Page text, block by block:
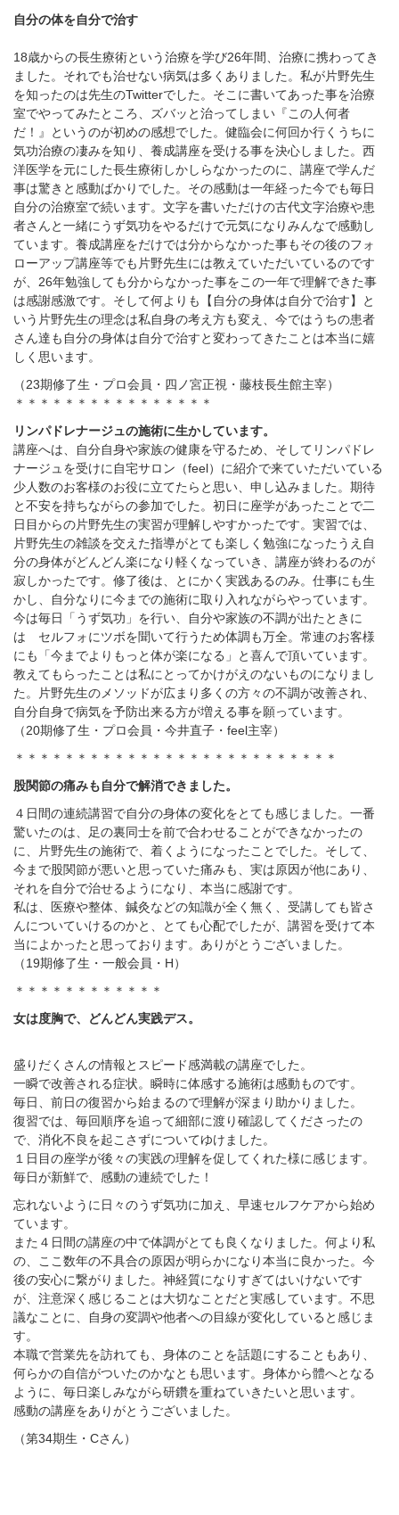
自分の体を自分で治す
18歳からの長生療術という治療を学び26年間、治療に携わってき
ました。それでも治せない病気は多くありました。私が片野先生
を知ったのは先生のTwitterでした。そこに書いてあった事を治療
室でやってみたところ、ズバッと治ってしまい『この人何者
だ！』というのが初めの感想でした。健臨会に何回か行くうちに
気功治療の凄みを知り、養成講座を受ける事を決心しました。西
洋医学を元にした長生療術しかしらなかったのに、講座で学んだ
事は驚きと感動ばかりでした。その感動は一年経った今でも毎日
自分の治療室で続います。文字を書いただけの古代文字治療や患
者さんと一緒にうず気功をやるだけで元気になりみんなで感動し
ています。養成講座をだけでは分からなかった事もその後のフォ
ローアップ講座等でも片野先生には教えていただいているのです
が、 26年勉強しても分からなかった事をこの一年で理解できた事
は感謝感激です。そして何よりも【自分の身体は自分で治す】と
いう片野先生の理念は私自身の考え方も変え、今ではうちの患者
さん達も自分の身体は自分で治すと変わってきたことは本当に嬉
しく思います。
（23期修了生・プロ会員・四ノ宮正視・藤枝長生館主宰）
＊＊＊＊＊＊＊＊＊＊＊＊＊＊＊＊
リンパドレナージュの施術に生かしています。
講座へは、自分自身や家族の健康を守るため、そしてリンパドレ
ナージュを受けに自宅サロン（feel）に紹介で来ていただいている
少人数のお客様のお役に立てたらと思い、申し込みました。期待
と不安を持ちながらの参加でした。初日に座学があったことで二
日目からの片野先生の実習が理解しやすかったです。実習では、
片野先生の雑談を交えた指導がとても楽しく勉強になったうえ自
分の身体がどんどん楽になり軽くなっていき、講座が終わるのが
寂しかったです。修了後は、とにかく実践あるのみ。仕事にも生
かし、自分なりに今までの施術に取り入れながらやっています。
今は毎日「うず気功」を行い、自分や家族の不調が出たときに
は セルフォにツボを聞いて行うため体調も万全。常連のお客様
にも「今までよりもっと体が楽になる」と喜んで頂いています。
教えてもらったことは私にとってかけがえのないものになりまし
た。片野先生のメソッドが広まり多くの方々の不調が改善され、
自分自身で病気を予防出来る方が増える事を願っています。
（20期修了生・プロ会員・今井直子・ feel主宰）
＊＊＊＊＊＊＊＊＊＊＊＊＊＊＊＊＊＊＊＊＊＊＊＊＊＊
股関節の痛みも自分で解消できました。
４日間の連続講習で自分の身体の変化をとても感じました。一番
驚いたのは、足の裏同士を前で合わせることができなかったの
に、片野先生の施術で、着くようになったことでした。そして、
今まで股関節が悪いと思っていた痛みも、実は原因が他にあり、
それを自分で治せるようになり、本当に感謝です。
私は、医療や整体、鍼灸などの知識が全く無く、受講しても皆さ
んについていけるのかと、とても心配でしたが、講習を受けて本
当によかったと思っております。ありがとうございました。
（19期修了生・一般会員・ H）
＊＊＊＊＊＊＊＊＊＊＊＊
女は度胸で、どんどん実践デス。
盛りだくさんの情報とスピード感満載の講座でした。
一瞬で改善される症状。瞬時に体感する施術は感動ものです。
毎日、前日の復習から始まるので理解が深まり助かりました。
復習では、毎回順序を追って細部に渡り確認してくださったの
で、消化不良を起こさずについてゆけました。
１日目の座学が後々の実践の理解を促してくれた様に感じます。
毎日が新鮮で、感動の連続でした！
忘れないように日々のうず気功に加え、早速セルフケアから始め
ています。
また４日間の講座の中で体調がとても良くなりました。何より私
の、ここ数年の不具合の原因が明らかになり本当に良かった。今
後の安心に繋がりました。神経質になりすぎてはいけないです
が、注意深く感じることは大切なことだと実感しています。不思
議なことに、自身の変調や他者への目線が変化していると感じま
す。
本職で営業先を訪れても、身体のことを話題にすることもあり、
何らかの自信がついたのかなとも思います。身体から體へとなる
ように、毎日楽しみながら研鑽を重ねていきたいと思います。
感動の講座をありがとうございました。
（第34期生・Cさん）